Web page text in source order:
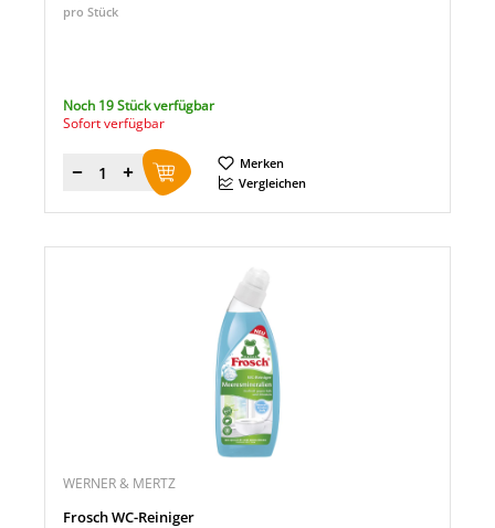
pro Stück
Noch 19 Stück verfügbar
Sofort verfügbar
Menge
Merken
Vergleichen
WERNER & MERTZ
Frosch WC-Reiniger